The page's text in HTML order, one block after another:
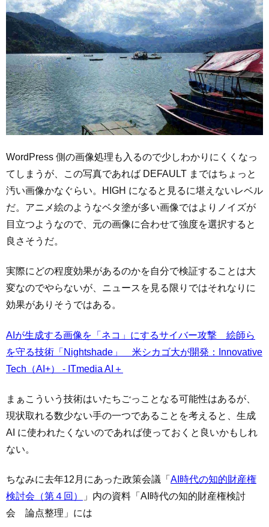
WordPress 側の画像処理も入るので少しわかりにくくなっ
てしまうが、この写真であれば DEFAULT まではちょっと
汚い画像かなぐらい。HIGH になると見るに堪えないレベル
だ。アニメ絵のようなベタ塗が多い画像ではよりノイズが
目立つようなので、元の画像に合わせて強度を選択すると
良さそうだ。
実際にどの程度効果があるのかを自分で検証することは大
変なのでやらないが、ニュースを見る限りではそれなりに
効果がありそうではある。
AIが生成する画像を「ネコ」にするサイバー攻撃 絵師ら
を守る技術「Nightshade」 米シカゴ大が開発：Innovative
Tech（AI+） - ITmedia AI＋
まぁこういう技術はいたちごっことなる可能性はあるが、
現状取れる数少ない手の一つであることを考えると、生成
AI に使われたくないのであれば使っておくと良いかもしれ
ない。
ちなみに去年12月にあった政策会議「 AI時代の知的財産権
検討会（第４回）
」内の資料「AI時代の知的財産権検討
会 論点整理」には